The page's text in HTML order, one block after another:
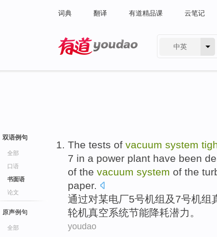
词典 翻译 有道精品课 云笔记
中英
双语例句
全部
口语
书面语
论文
原声例句
全部
The tests of vacuum system
7 in a power plant have been
of the vacuum system of the
paper.
通过对某电厂5号机组 及 7号机组
轮机真空系统节能降耗潜力。
youdao